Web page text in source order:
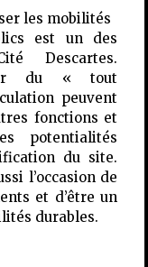
les mobilités
est un des
Descartes.
du « tout
peuvent
fonctions et
potentialités
du site.
l’occasion de
et d’être un
durables.